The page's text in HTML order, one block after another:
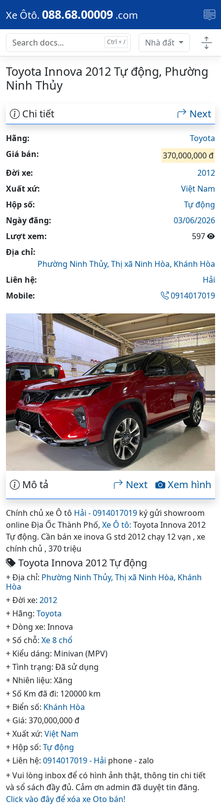
Skip to main content
Xe Ôtô. 088.68.00009 .com
Nhà đất
Toyota Innova 2012 Tự động, Phường
Ninh Thủy
Chi tiết Next
Hãng:
Toyota
Giá bán:
370,000,000 đ
Đời xe:
2012
Xuất xứ:
Việt Nam
Hộp số:
Tự động
Ngày đăng:
03/06/2026
Lượt xem:
597
Địa chỉ:
Phường Ninh Thủy, Thị xã Ninh Hòa, Khánh Hòa
Liên hệ:
Hải
Mobile:
0914017019
Mô tả Xem hình
Next
Chính chủ xe Ô tô Hải - 0914017019 ký gửi showroom
online Địa Ốc Thành Phố, Xe Ô tô: Toyota Innova 2012
Tự động. Cần bán xe inova G std 2012 chạy 12 vạn , xe
chính chủ , 370 triệu
Toyota Innova 2012 Tự động
+ Địa chỉ: Phường Ninh Thủy, Thị xã Ninh Hòa, Khánh
Hòa
+ Đời xe: 2012
+ Hãng: Toyota
+ Dòng xe: Innova
+ Số chỗ: Xe 8 chổ
+ Kiểu dáng: Minivan (MPV)
+ Tình trạng: Đã sử dụng
+ Nhiên liệu: Xăng
+ Số Km đã đi: 120000 km
+ Biển số: Khánh Hòa
+ Giá: 370,000,000 đ
+ Xuất xứ: Việt Nam
+ Hộp số: Tự động
+ Liên hệ: 0914017019 - Hải phone - zalo
+ Vui lòng inbox để có hình ảnh thật, thông tin chi tiết
và sổ sách đầy đủ. Cảm ơn admin đã duyệt tin đăng.
Click vào đây để xóa xe Oto bán!